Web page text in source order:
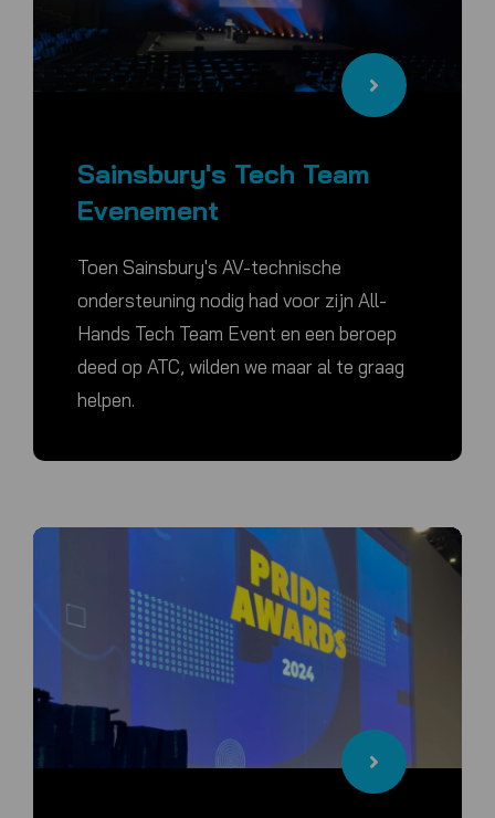
Sainsbury's Tech Team
Evenement
Toen Sainsbury's AV-technische
ondersteuning nodig had voor zijn All-
Hands Tech Team Event en een beroep
deed op ATC, wilden we maar al te graag
helpen.